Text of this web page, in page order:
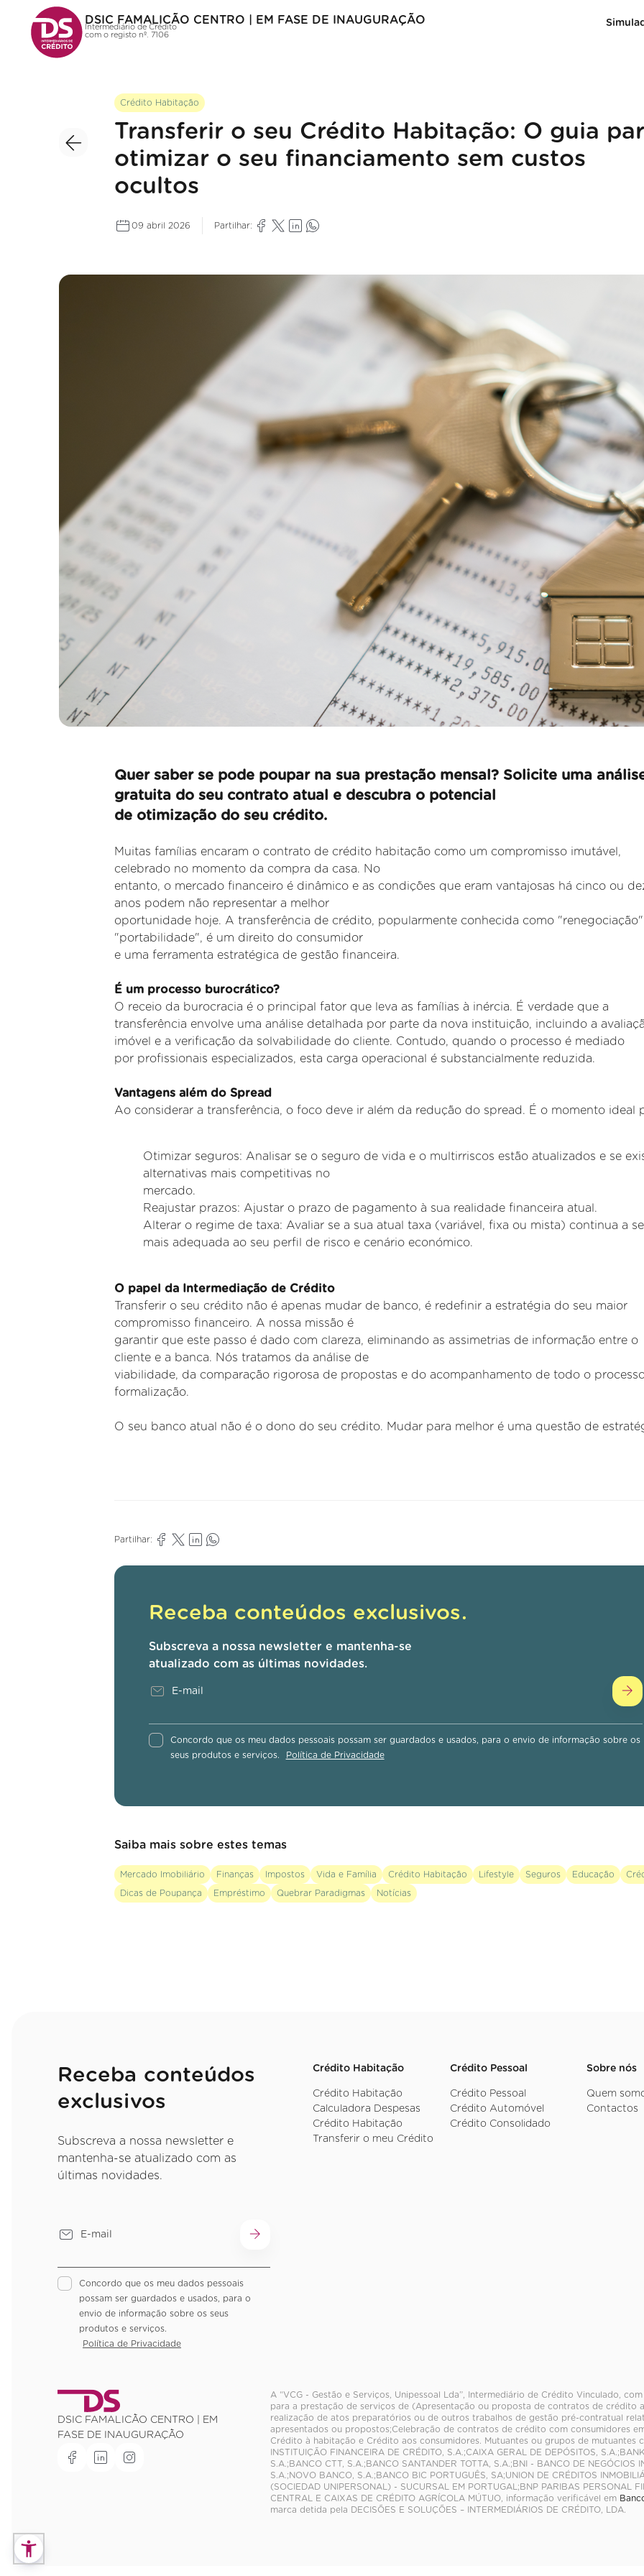
DSIC FAMALICÃO CENTRO | EM FASE DE INAUGURAÇÃO
Intermediário de Crédito
com o registo nº. 7106
Crédito Habitação
Transferir o seu Crédito Habitação: O guia
otimizar o seu financiamento sem custos
ocultos
09 abril 2026 Partilhar:
Quer saber se pode poupar na sua prestação mensal? Solicite uma
gratuita do seu contrato atual e descubra o potencial
de otimização do seu crédito.
Muitas famílias encaram o contrato de crédito habitação como um compromisso imutável,
celebrado no momento da compra da casa. No
entanto, o mercado financeiro é dinâmico e as condições que eram vantajosas há cinco ou
anos podem não representar a melhor
oportunidade hoje. A transferência de crédito, popularmente conhecida como
"portabilidade", é um direito do consumidor
e uma ferramenta estratégica de gestão financeira.
É um processo burocrático?
O receio da burocracia é o principal fator que leva as famílias à inércia. É verdade que a
transferência envolve uma análise detalhada por parte da nova instituição, incluindo a
imóvel e a verificação da solvabilidade do cliente. Contudo, quando o processo é mediado
por profissionais especializados, esta carga operacional é substancialmente reduzida.
Vantagens além do Spread
Ao considerar a transferência, o foco deve ir além da redução do spread. É o momento ideal
Otimizar seguros: Analisar se o seguro de vida e o multirriscos estão atualizados e se
alternativas mais competitivas no
mercado.
Reajustar prazos: Ajustar o prazo de pagamento à sua realidade financeira atual.
Alterar o regime de taxa: Avaliar se a sua atual taxa (variável, fixa ou mista) continua a
mais adequada ao seu perfil de risco e cenário económico.
O papel da Intermediação de Crédito
Transferir o seu crédito não é apenas mudar de banco, é redefinir a estratégia do seu maior
compromisso financeiro. A nossa missão é
garantir que este passo é dado com clareza, eliminando as assimetrias de informação entre o
cliente e a banca. Nós tratamos da análise de
viabilidade, da comparação rigorosa de propostas e do acompanhamento de todo o
formalização.
O seu banco atual não é o dono do seu crédito. Mudar para melhor é uma questão de
Partilhar:
Receba conteúdos exclusivos.
Subscreva a nossa newsletter e mantenha-se
atualizado com as últimas novidades.
Concordo que os meu dados pessoais possam ser guardados e usados, para o envio de informação sobre os
seus produtos e serviços.
Política de Privacidade
Saiba mais sobre estes temas
Mercado Imobiliário Finanças Impostos Vida e Família Crédito Habitação Lifestyle Seguros Educação
Dicas de Poupança Empréstimo Quebrar Paradigmas Notícias
Receba conteúdos
exclusivos
Subscreva a nossa newsletter e
mantenha-se atualizado com as
últimas novidades.
Concordo que os meu dados pessoais
possam ser guardados e usados, para o
envio de informação sobre os seus
produtos e serviços.
Política de Privacidade
Crédito Habitação
Crédito Habitação
Calculadora Despesas
Crédito Habitação
Transferir o meu Crédito
Crédito Pessoal
Crédito Pessoal
Crédito Automóvel
Crédito Consolidado
Sobre nós
Quem
Contactos
DSIC FAMALICÃO CENTRO | EM
FASE DE INAUGURAÇÃO
A “VCG - Gestão e Serviços, Unipessoal Lda”, Intermediário de Crédito Vinculado,
para a prestação de serviços de (Apresentação ou proposta de contratos de crédito
realização de atos preparatórios ou de outros trabalhos de gestão pré-contratual
apresentados ou propostos;Celebração de contratos de crédito com consumidores
Crédito à habitação e Crédito aos consumidores. Mutuantes ou grupos de mutuantes
INSTITUIÇÃO FINANCEIRA DE CRÉDITO, S.A.;CAIXA GERAL DE DEPÓSITOS,
S.A.;BANCO CTT, S.A.;BANCO SANTANDER TOTTA, S.A.;BNI - BANCO DE NEGÓCIOS
S.A.;NOVO BANCO, S.A.;BANCO BIC PORTUGUÊS, SA;UNION DE CRÉDITOS
(SOCIEDAD UNIPERSONAL) - SUCURSAL EM PORTUGAL;BNP PARIBAS PERSONAL
CENTRAL E CAIXAS DE CRÉDITO AGRÍCOLA MÚTUO, informação verificável em
marca detida pela DECISÕES E SOLUÇÕES – INTERMEDIÁRIOS DE CRÉDITO, LDA.